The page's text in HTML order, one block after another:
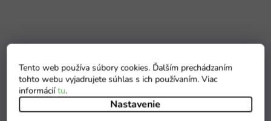
Tento web používa súbory cookies. Ďalším prechádzaním
tohto webu vyjadrujete súhlas s ich používaním. Viac
informáciítu.
Nastavenie